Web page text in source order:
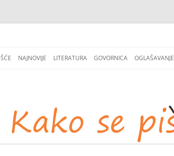
НА
NAJNOVIJE LITERATURA GOVORNICA OGLAŠAVANJE